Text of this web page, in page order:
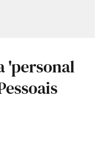
'personal